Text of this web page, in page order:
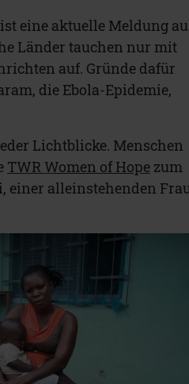
eine aktuelle Meldung
Länder tauchen nur mit
auf. Gründe dafür
die Ebola-Epidemie,
Lichtblicke. Menschen
TWR Women of Hope zum
einer alleinstehenden